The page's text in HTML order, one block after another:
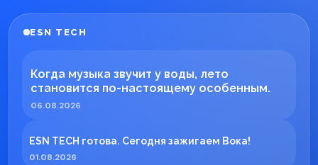
ESN TECH
Когда музыка звучит у воды, лето
становится по-настоящему особенным.
06.08.2026
ESN TECH готова. Сегодня зажигаем Вока!
01.08.2026